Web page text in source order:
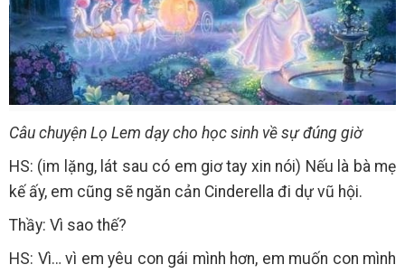
Câu chuyện Lọ Lem dạy cho học sinh về sự đúng giờ
HS: (im lặng, lát sau có em giơ tay xin nói) Nếu là bà mẹ
kế ấy, em cũng sẽ ngăn cản Cinderella đi dự vũ hội.
Thầy: Vì sao thế?
HS: Vì… vì em yêu con gái mình hơn, em muốn con mình